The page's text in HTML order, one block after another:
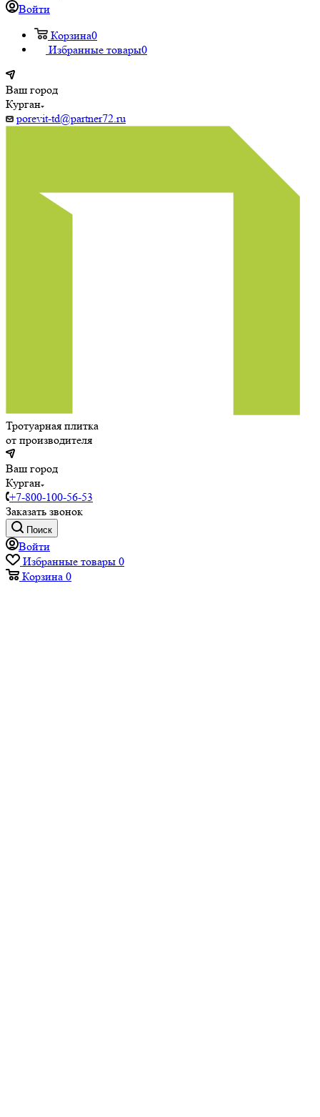
Войти
Корзина0
Избранные товары0
Ваш город
Курган
porevit-td@partner72.ru
Тротуарная плитка
от производителя
Ваш город
Курган
+7-800-100-56-53
Заказать звонок
Поиск
Войти
Избранные товары 0
Корзина 0